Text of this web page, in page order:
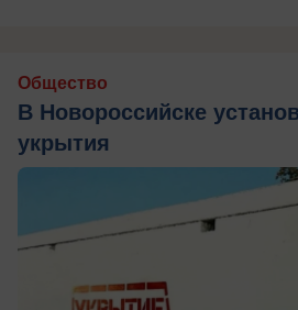
Общество
В Новороссийске
укрытия